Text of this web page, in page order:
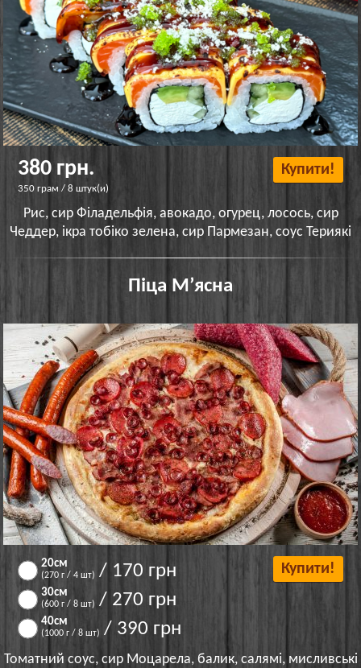
380 грн.
350 грам / 8 штук(и)
Купити!
Рис, сир Філадельфія, авокадо, огурец, лосось, сир
Чеддер, ікра тобіко зелена, сир Пармезан, соус Териякі
Піца Мʼясна
20см
(270 г / 4 шт) / 170 грн
30см
(600 г / 8 шт) / 270 грн
40см
(1000 г / 8 шт) / 390 грн
Купити!
Томатний соус, сир Моцарела, балик, салямі, мисливські